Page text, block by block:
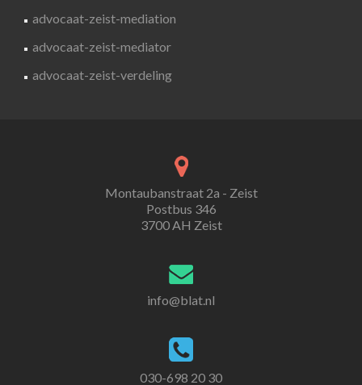
advocaat-zeist-mediation
advocaat-zeist-mediator
advocaat-zeist-verdeling
Montaubanstraat 2a - Zeist
Postbus 346
3700 AH Zeist
info@blat.nl
030-698 20 30